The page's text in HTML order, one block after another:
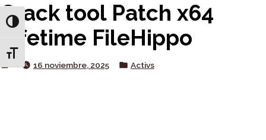
Toggle High Contrast
Toggle Font size
Crack tool Patch x64
Lifetime FileHippo
Posted16 noviembre, 2025
Posted
Activs